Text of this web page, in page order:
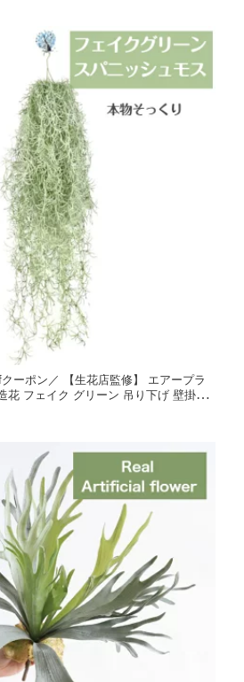
グ 店舗 装飾 鉢 ギフト Kugusa ＼レビ
ーポン／ 【生花店監修】 エアープラ
花 フェイク グリーン 吊り下げ 壁掛け
ンテリアグリーン 人工植物 ウスネオイ
ーン 垂らす 大 小 Kugusa ＼レビュー